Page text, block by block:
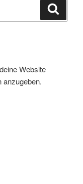
Website
anzugeben.